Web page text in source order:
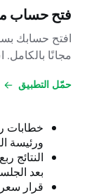
فتح حساب
افتح حسابك
مجانًا بالكامل.
حمّل التطبيق
خطابات
ورئيسة
النتائج
بعد
قرار سعر